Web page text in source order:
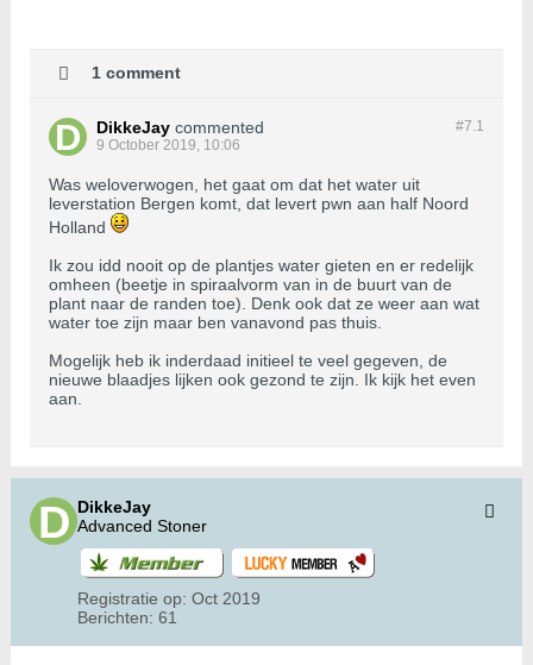
1 comment
#7.1
DikkeJay commented
9 October 2019, 10:06
Was weloverwogen, het gaat om dat het water uit
leverstation Bergen komt, dat levert pwn aan half Noord
Holland
Ik zou idd nooit op de plantjes water gieten en er redelijk
omheen (beetje in spiraalvorm van in de buurt van de
plant naar de randen toe). Denk ook dat ze weer aan wat
water toe zijn maar ben vanavond pas thuis.
Mogelijk heb ik inderdaad initieel te veel gegeven, de
nieuwe blaadjes lijken ook gezond te zijn. Ik kijk het even
aan.
DikkeJay
Advanced Stoner
Registratie op: Oct 2019
Berichten: 61